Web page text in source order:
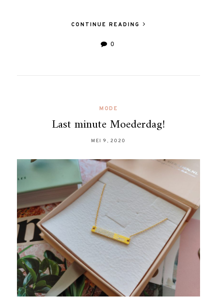
CONTINUE READING
0
MODE
Last minute Moederdag!
MEI 9, 2020